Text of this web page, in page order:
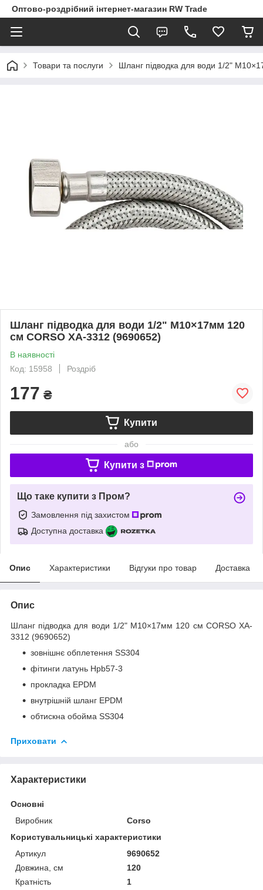
Оптово-роздрібний інтернет-магазин RW Trade
Товари та послуги Шланг підводка для води 1/2"
Шланг підводка для води 1/2" М10×17мм 120
см CORSO XA-3312 (9690652)
В наявності
Код: 15958
Роздріб
177 ₴
Купити
або
Купити з
Що таке купити з Пром?
Замовлення під захистом
Доступна доставка
Опис Характеристики Відгуки про товар Доставка
Опис
Шланг підводка для води 1/2" М10×17мм 120 см CORSO XA-
3312 (9690652)
зовнішнє обплетення SS304
фітинги латунь Hpb57-3
прокладка EPDM
внутрішній шланг EPDM
обтискна обойма SS304
Приховати
Характеристики
Основні
Виробник
Corso
Користувальницькі характеристики
Артикул
9690652
Довжина, см
120
Кратність
1